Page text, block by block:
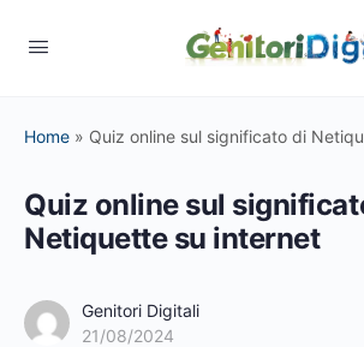
Home » Quiz online sul significato di
Quiz online sul
Netiquette su internet
Genitori Digitali
21/08/2024